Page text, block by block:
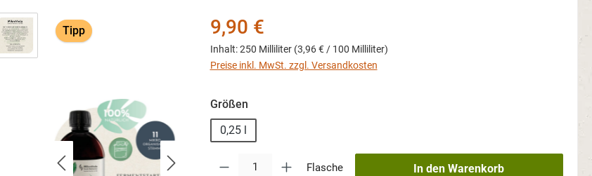
Tipp
Regulärer Preis:
9,90 €
Inhalt:250 Milliliter (3,96 € / 100 Milliliter)
Preise inkl. MwSt. zzgl. Versandkosten
Größenauswählen
0,25 l
Produkt Anzahl: Gib den gewünschten Wert ein oder benutze die Schaltflächen um die
Flasche In den Warenkorb